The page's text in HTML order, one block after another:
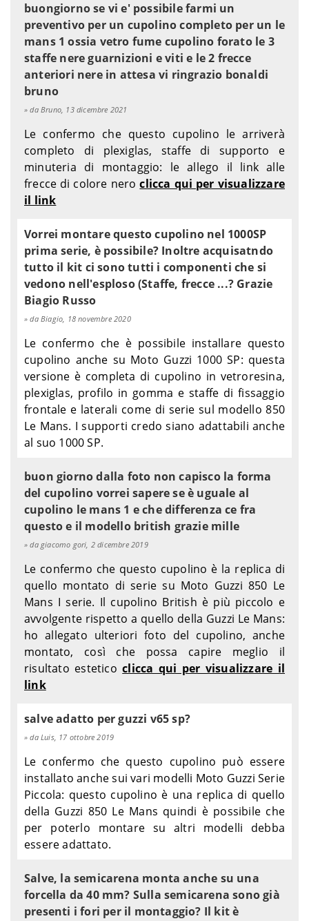
buongiorno se vi e' possibile farmi un
preventivo per un cupolino completo per un le
mans 1 ossia vetro fume cupolino forato le 3
staffe nere guarnizioni e viti e le 2 frecce
anteriori nere in attesa vi ringrazio bonaldi
bruno
da Bruno, 13 dicembre 2021
Le confermo che questo cupolino le arriverà
completo di plexiglas, staffe di supporto e
minuteria di montaggio: le allego il link alle
frecce di colore neroclicca qui per visualizzare
il link
Vorrei montare questo cupolino nel 1000SP
prima serie, è possibile? Inoltre acquisatndo
tutto il kit ci sono tutti i componenti che si
vedono nell'esploso (Staffe, frecce ...? Grazie
Biagio Russo
da Biagio, 18 novembre 2020
Le confermo che è possibile installare questo
cupolino anche su Moto Guzzi 1000 SP: questa
versione è completa di cupolino in vetroresina,
plexiglas, profilo in gomma e staffe di fissaggio
frontale e laterali come di serie sul modello 850
Le Mans. I supporti credo siano adattabili anche
al suo 1000 SP.
buon giorno dalla foto non capisco la forma
del cupolino vorrei sapere se è uguale al
cupolino le mans 1 e che differenza ce fra
questo e il modello british grazie mille
da giacomo gori, 2 dicembre 2019
Le confermo che questo cupolino è la replica di
quello montato di serie su Moto Guzzi 850 Le
Mans I serie. Il cupolino British è più piccolo e
avvolgente rispetto a quello della Guzzi Le Mans:
ho allegato ulteriori foto del cupolino, anche
montato, così che possa capire meglio il
risultato esteticoclicca qui per visualizzare il
link
salve adatto per guzzi v65 sp?
da Luis, 17 ottobre 2019
Le confermo che questo cupolino può essere
installato anche sui vari modelli Moto Guzzi Serie
Piccola: questo cupolino è una replica di quello
della Guzzi 850 Le Mans quindi è possibile che
per poterlo montare su altri modelli debba
essere adattato.
Salve, la semicarena monta anche su una
forcella da 40 mm? Sulla semicarena sono già
presenti i fori per il montaggio? Il kit è